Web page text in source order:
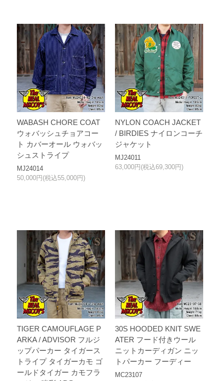
WABASH CHORE COAT
ウォバッシュチョアコー
ト カバーオール ウォバッ
シュストライプ
MJ24014
50,000円(税込55,000円)
NYLON COACH JACKET
/ BIRDIES ナイロンコーチ
ジャケット
MJ24011
63,000円(税込69,300円)
TIGER CAMOUFLAGE P
ARKA / ADVISOR フルジ
ップパーカー タイガース
トライプ タイガーカモ ゴ
ールドタイガー カモフラ
30S HOODED KNIT SWE
ATER フード付きウール
ニットカーディガン ニッ
トパーカー フーディー
MC23107